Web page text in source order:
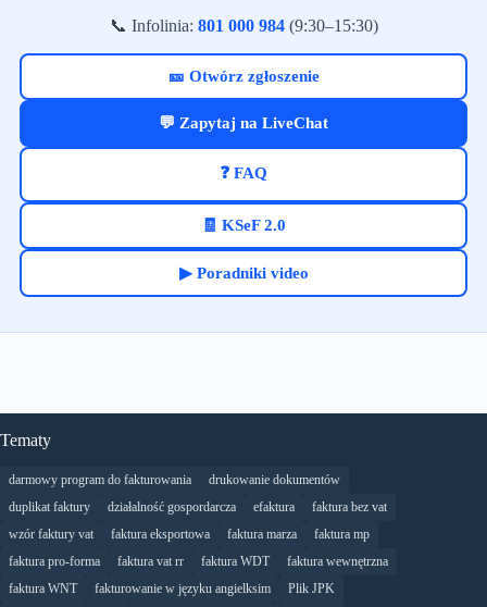
📞 Infolinia: 801 000 984(9:30–15:30)
🎫 Otwórz zgłoszenie
💬 Zapytaj na LiveChat
❓ FAQ
🧾 KSeF 2.0
▶ Poradniki video
Tematy
darmowy program do fakturowania
drukowanie dokumentów
duplikat faktury
działalność gospordarcza efaktura
faktura bez vat
wzór faktury vat
faktura eksportowa faktura marza
faktura mp
faktura pro-forma
faktura vat rr faktura WDT
faktura wewnętrzna
faktura WNT
fakturowanie w języku angielksim
Plik JPK